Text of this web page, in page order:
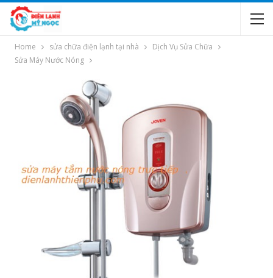
Home sửa chữa điện lạnh tại nhà
Dịch Vụ Sửa Chữa
Sửa Máy Nước Nóng